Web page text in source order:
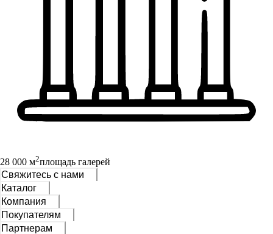
28 000 м2площадь галерей
Свяжитесь с нами
Каталог
Компания
Покупателям
Партнерам